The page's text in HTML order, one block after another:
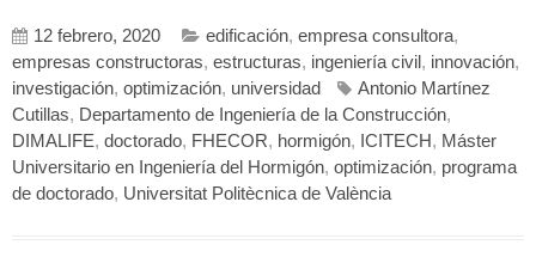
12 febrero, 2020 edificación, empresa consultora,
empresas constructoras, estructuras, ingeniería civil , innovación,
investigación, optimización, universidad
Antonio Martínez
Cutillas, Departamento de Ingeniería de la Construcción,
DIMALIFE, doctorado, FHECOR, hormigón, ICITECH, Máster
Universitario en Ingeniería del Hormigón, optimización, programa
de doctorado, Universitat Politècnica de València